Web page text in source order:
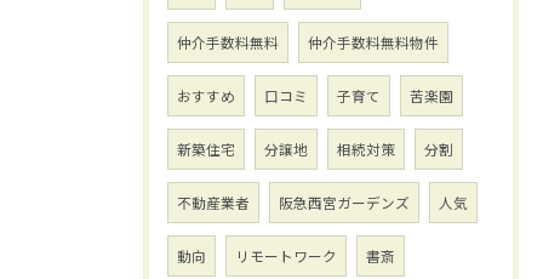
仲介手数料無料 仲介手数料無料物件
おすすめ 口コミ 子育て 苦楽園
新築住宅 分譲地 相続対策 分割
不動産業者 阪急西宮ガーデンズ 人気
動向 リモートワーク 書斎